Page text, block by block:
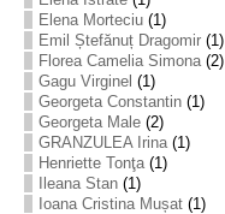
Elena Morteciu(1)
Emil Ștefănuț Dragomir(1)
Florea Camelia Simona(2)
Gagu Virginel (1)
Georgeta Constantin(1)
Georgeta Male(2)
GRANZULEA Irina(1)
Henriette Tonţa(1)
Ileana Stan(1)
Ioana Cristina Mușat(1)